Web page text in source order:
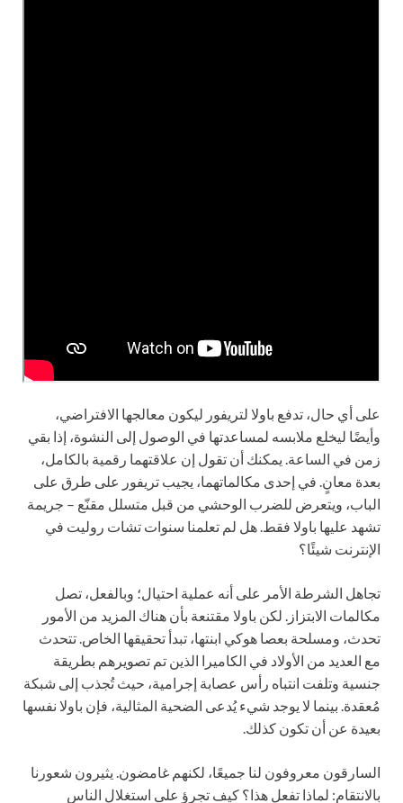
على أي حال، تدفع باولا لتريفور ليكون معالجها الافتراضي،
وأيضًا ليخلع ملابسه لمساعدتها في الوصول إلى النشوة، إذا بقي
زمن في الساعة. يمكنك أن تقول إن علاقتهما رقمية بالكامل،
بعدة معانٍ. في إحدى مكالماتهما، يجيب تريفور على طرق على
الباب، ويتعرض للضرب الوحشي من قبل متسلل مقنّع – جريمة
تشهد عليها باولا فقط. هل لم تعلمنا سنوات تشات روليت في
الإنترنت شيئًا؟
تجاهل الشرطة الأمر على أنه عملية احتيال؛ وبالفعل، تصل
مكالمات الابتزاز. لكن باولا مقتنعة بأن هناك المزيد من الأمور
تحدث، ومسلحة بعصا هوكي ابنتها، تبدأ تحقيقها الخاص. تتحدث
مع العديد من الأولاد في الكاميرا الذين تم تصويرهم بطريقة
جنسية وتلفت انتباه رأس عصابة إجرامية، حيث تُجذب إلى شبكة
مُعقدة. بينما لا يوجد شيء يُدعى الضحية المثالية، فإن باولا نفسها
بعيدة عن أن تكون كذلك.
السارقون معروفون لنا جميعًا، لكنهم غامضون. يثيرون شعورنا
بالانتقام: لماذا تفعل هذا؟ كيف تجرؤ على استغلال الناس